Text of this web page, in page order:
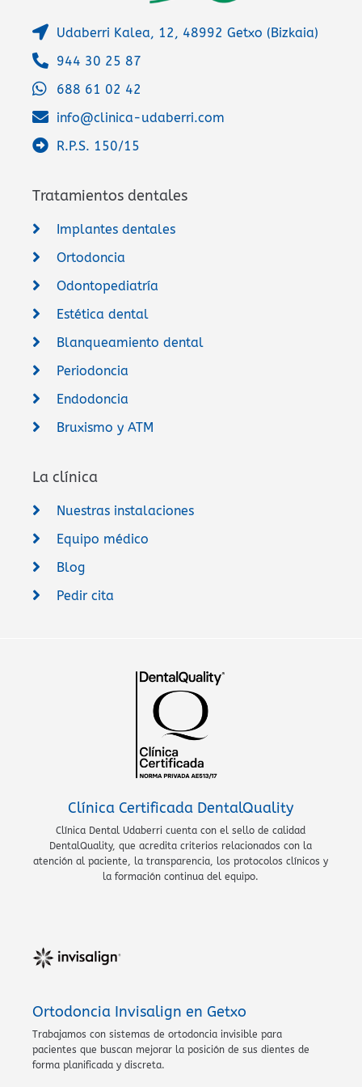
Udaberri Kalea, 12, 48992 Getxo (Bizkaia)
944 30 25 87
688 61 02 42
info@clinica-udaberri.com
R.P.S. 150/15
Tratamientos dentales
Implantes dentales
Ortodoncia
Odontopediatría
Estética dental
Blanqueamiento dental
Periodoncia
Endodoncia
Bruxismo y ATM
La clínica
Nuestras instalaciones
Equipo médico
Blog
Pedir cita
Clínica Certificada DentalQuality
Clínica Dental Udaberri cuenta con el sello de calidad
DentalQuality, que acredita criterios relacionados con la
atención al paciente, la transparencia, los protocolos clínicos y
la formación continua del equipo.
Ortodoncia Invisalign en Getxo
Trabajamos con sistemas de ortodoncia invisible para
pacientes que buscan mejorar la posición de sus dientes de
forma planificada y discreta.